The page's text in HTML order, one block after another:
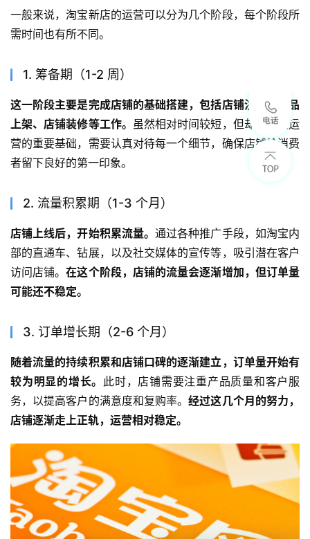
一般来说，淘宝新店的运营可以分为几个阶段，每个阶段所
需时间也有所不同。
1. 筹备期（1-2 周）
这一阶段主要是完成店铺的基础搭建，包括店铺注册、商品
上架、店铺装修等工作。 虽然相对时间较短，但却是店铺运
营的重要基础，需要认真对待每一个细节，确保店铺给消费
者留下良好的第一印象。
2. 流量积累期（1-3 个月）
店铺上线后，开始积累流量。通过各种推广手段，如淘宝内
部的直通车、钻展，以及社交媒体的宣传等，吸引潜在客户
访问店铺。在这个阶段，店铺的流量会逐渐增加，但订单量
可能还不稳定。
3. 订单增长期（2-6 个月）
随着流量的持续积累和店铺口碑的逐渐建立，订单量开始有
较为明显的增长。 此时，店铺需要注重产品质量和客户服
务，以提高客户的满意度和复购率。经过这几个月的努力，
店铺逐渐走上正轨，运营相对稳定。